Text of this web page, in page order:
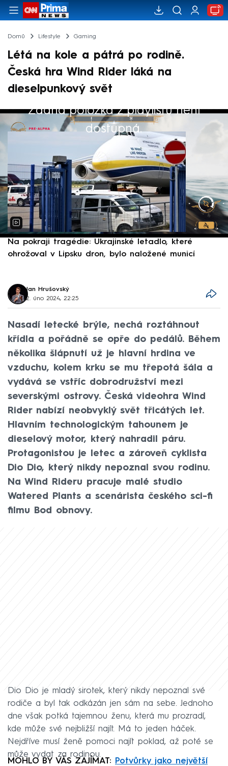
Domů Lifestyle Gaming
Létá na kole a pátrá po rodině.
Česká hra Wind Rider láká na
dieselpunkový svět
Žádná položka z playlistu není
dostupná.
Výběr redakce
Na pokraji tragédie: Ukrajinské letadlo, které
ohrožoval v Lipsku dron, bylo naložené municí
Jan Hrušovský
2. úno 2024, 22:25
Nasadí letecké brýle, nechá roztáhnout
křídla a pořádně se opře do pedálů. Během
několika šlápnutí už je hlavní hrdina ve
vzduchu, kolem krku se mu třepotá šála a
vydává se vstříc dobrodružství mezi
severskými ostrovy. Česká videohra Wind
Rider nabízí neobvyklý svět třicátých let.
Hlavním technologickým tahounem je
dieselový motor, který nahradil páru.
Protagonistou je letec a zároveň cyklista
Dio Dio, který nikdy nepoznal svou rodinu.
Na Wind Rideru pracuje malé studio
Watered Plants a scenárista českého sci-fi
filmu Bod obnovy.
Dio Dio je mladý sirotek, který nikdy nepoznal své
rodiče a byl tak odkázán jen sám na sebe. Jednoho
dne však potká tajemnou ženu, která mu prozradí,
kde může své nejbližší najít. Má to jeden háček.
Nejdříve musí ženě pomoci najít poklad, až poté se
může vydat za rodinou.
MOHLO BY VÁS ZAJÍMAT:
Potvůrky jako největší